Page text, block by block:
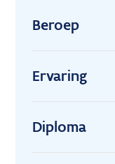
Beroep
Ervaring
Diploma